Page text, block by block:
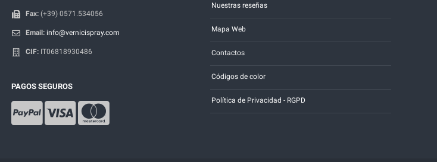
Fax: (+39) 0571.534056
Email: info@vernicispray.com
CIF: IT06818930486
PAGOS SEGUROS
Nuestras reseñas
Mapa Web
Contactos
Códigos de color
Política de Privacidad - RGPD